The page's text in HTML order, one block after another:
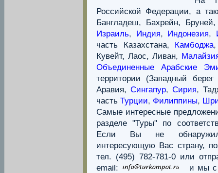
Российской Федерации, а
Бангладеш, Бахрейн,
Израиль, Индия, Индонезия,
часть Казахстана, Камбоджа
Кувейт, Лаос, Ливан,
Объединенные Арабские
территории (Западный
Аравия, Сингапур, Сирия,
часть Турции, Филиппины,
Самые интересные
разделе "Туры" по
Если Вы не
интересующую Вас страну,
тел. (495) 782-781-0 или
email:
и мы с